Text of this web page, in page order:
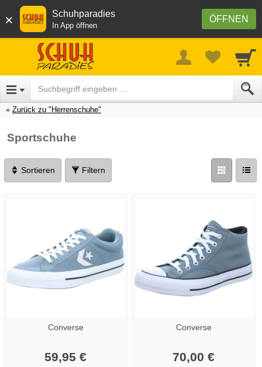
× ÖFFNEN
Schuhparadies
In App öffnen
Zurück zu "Herrenschuhe"
Sportschuhe
Sortieren Filtern
Converse
59,95 €
Converse
70,00 €